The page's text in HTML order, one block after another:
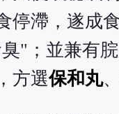
滯，遂成
"；並兼有
方選保和丸